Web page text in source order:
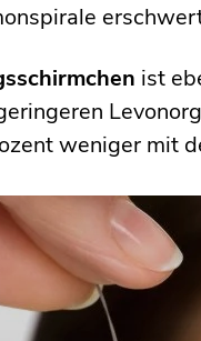
ist
weniger mit